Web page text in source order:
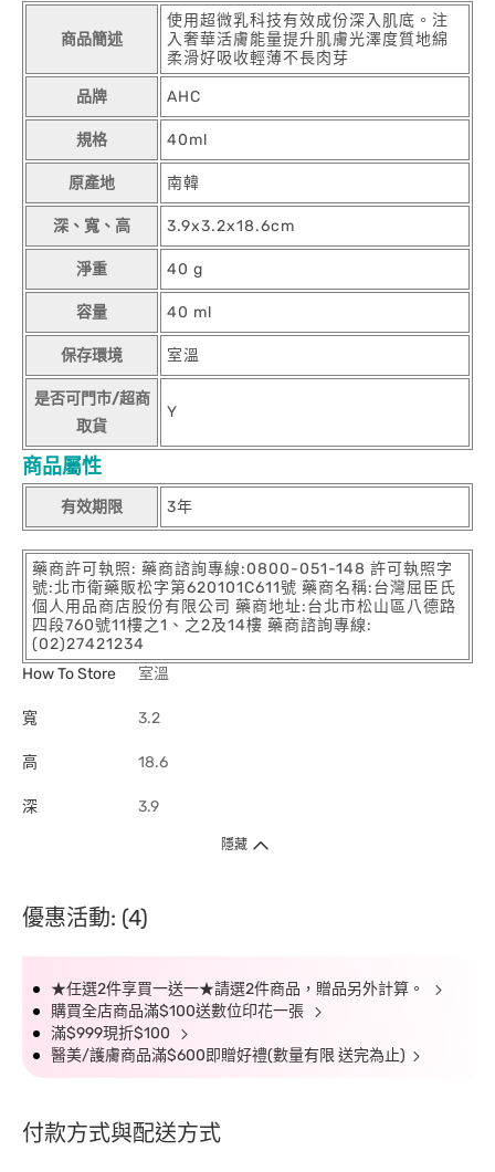
商品簡述
使用超微乳科技有效成份深入肌底。注
入奢華活膚能量提升肌膚光澤度質地綿
柔滑好吸收輕薄不長肉芽
品牌 AHC
規格 40ml
原產地 南韓
深、寬、高 3.9x3.2x18.6cm
淨重 40 g
容量 40 ml
保存環境 室溫
是否可門市/超商
取貨
Y
商品屬性
有效期限 3年
藥商許可執照: 藥商諮詢專線:0800-051-148 許可執照字
號:北市衛藥販松字第620101C611號 藥商名稱:台灣屈臣氏
個人用品商店股份有限公司 藥商地址:台北市松山區八德路
四段760號11樓之1、之2及14樓 藥商諮詢專線:
(02)27421234
How To Store
室溫
寬 3.2
高 18.6
深 3.9
隱藏
優惠活動: (4)
★任選2件享買一送一★請選2件商品，贈品另外計算。
購買全店商品滿$100送數位印花一張
滿$999現折$100
醫美/護膚商品滿$600即贈好禮(數量有限 送完為止)
付款方式與配送方式